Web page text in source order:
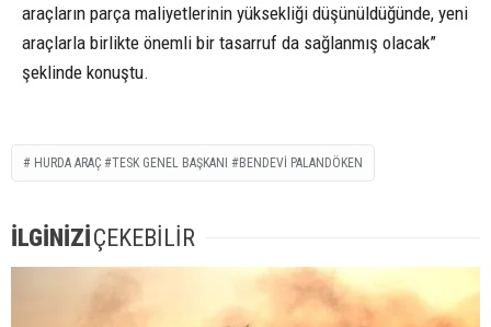
araçların parça maliyetlerinin yüksekliği düşünüldüğünde, yeni
araçlarla birlikte önemli bir tasarruf da sağlanmış olacak”
şeklinde konuştu.
HURDA ARAÇ #TESK GENEL BAŞKANI #BENDEVI PALANDÖKEN
İLGİNİZİÇEKEBİLİR